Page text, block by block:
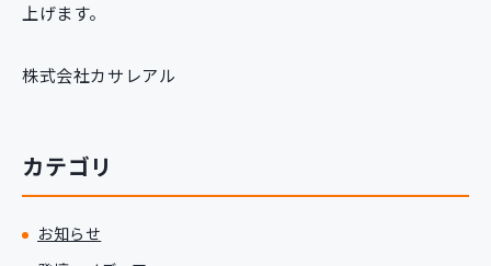
上げます。
株式会社カサレアル
カテゴリ
お知らせ